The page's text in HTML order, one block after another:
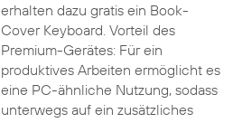
erhalten dazu gratis ein Book-
Cover Keyboard. Vorteil des
Premium-Gerätes: Für ein
produktives Arbeiten ermöglicht es
eine PC-ähnliche Nutzung, sodass
unterwegs auf ein zusätzliches